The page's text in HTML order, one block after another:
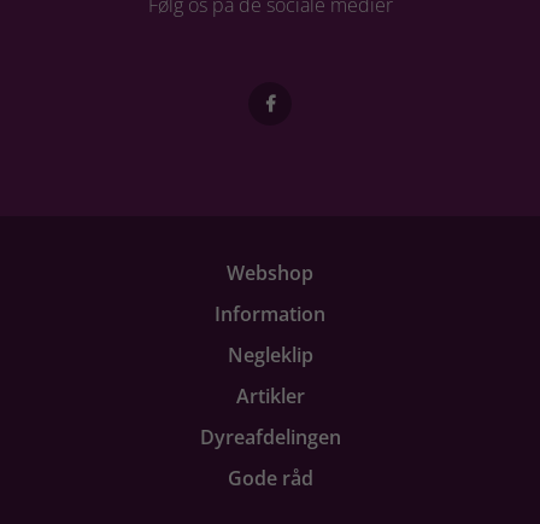
Webshop
Information
Negleklip
Artikler
Dyreafdelingen
Gode råd